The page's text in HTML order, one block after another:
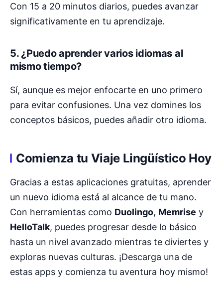
Con 15 a 20 minutos diarios, puedes avanzar
significativamente en tu aprendizaje.
5. ¿Puedo aprender varios idiomas al
mismo tiempo?
Sí, aunque es mejor enfocarte en uno primero
para evitar confusiones. Una vez domines los
conceptos básicos, puedes añadir otro idioma.
Comienza tu Viaje Lingüístico Hoy
Gracias a estas aplicaciones gratuitas, aprender
un nuevo idioma está al alcance de tu mano.
Con herramientas como Duolingo, Memrise y
HelloTalk, puedes progresar desde lo básico
hasta un nivel avanzado mientras te diviertes y
exploras nuevas culturas. ¡Descarga una de
estas apps y comienza tu aventura hoy mismo!